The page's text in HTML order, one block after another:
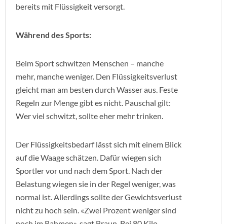
bereits mit Flüssigkeit versorgt.
Während des Sports:
Beim Sport schwitzen Menschen – manche
mehr, manche weniger. Den Flüssigkeitsverlust
gleicht man am besten durch Wasser aus. Feste
Regeln zur Menge gibt es nicht. Pauschal gilt:
Wer viel schwitzt, sollte eher mehr trinken.
Der Flüssigkeitsbedarf lässt sich mit einem Blick
auf die Waage schätzen. Dafür wiegen sich
Sportler vor und nach dem Sport. Nach der
Belastung wiegen sie in der Regel weniger, was
normal ist. Allerdings sollte der Gewichtsverlust
nicht zu hoch sein. «Zwei Prozent weniger sind